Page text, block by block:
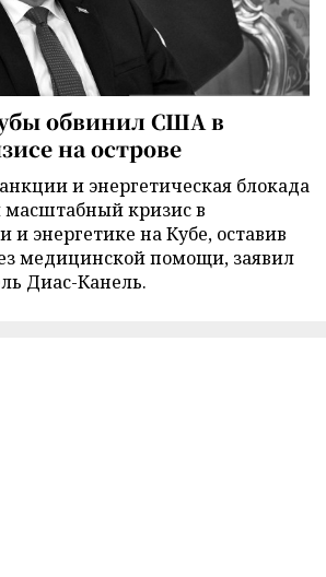
обвинил США в
на острове
и энергетическая блокада
масштабный кризис в
и энергетике на Кубе, оставив
медицинской помощи, заявил
Диас-Канель.